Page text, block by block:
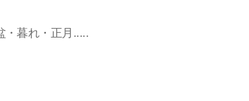
・暮れ・正月.....